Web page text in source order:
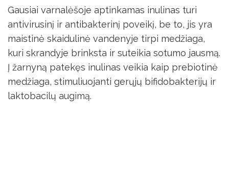
Gausiai varnalėšoje aptinkamas inulinas turi
antivirusinį ir antibakterinį poveikį, be to, jis yra
maistinė skaidulinė vandenyje tirpi medžiaga,
kuri skrandyje brinksta ir suteikia sotumo jausmą.
Į žarnyną patekęs inulinas veikia kaip prebiotinė
medžiaga, stimuliuojanti gerųjų bifidobakterijų ir
laktobacilų augimą.